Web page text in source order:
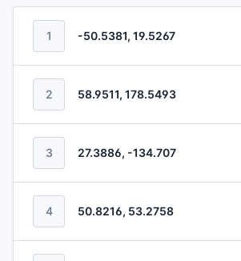
1 -50.5381, 19.5267
2 58.9511, 178.5493
3 27.3886, -134.707
4 50.8216, 53.2758